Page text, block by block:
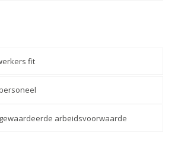
fit
arbeidsvoorwaarde